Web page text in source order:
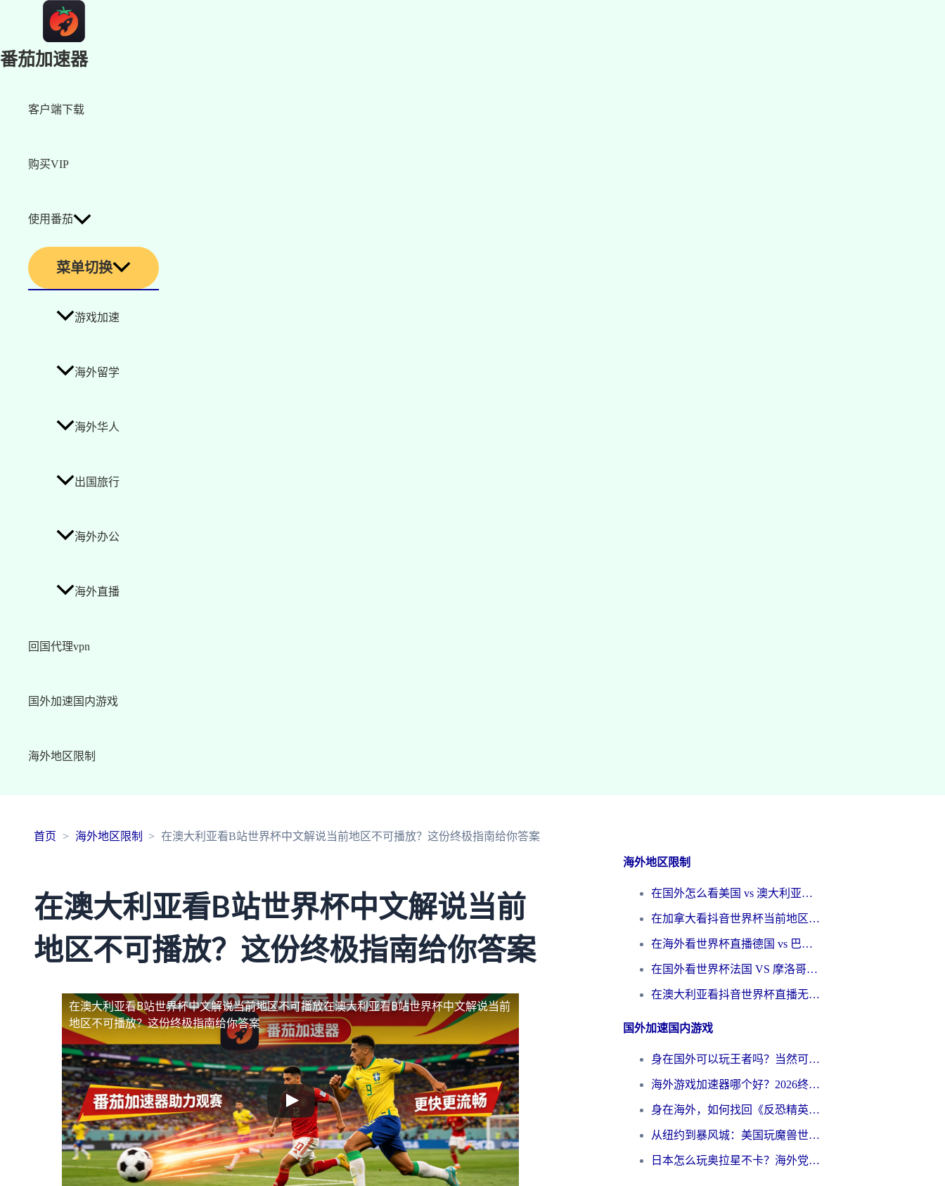
番茄加速器
客户端下载
购买VIP
使用番茄
菜单切换
游戏加速
海外留学
海外华人
出国旅行
海外办公
海外直播
回国代理vpn
国外加速国内游戏
海外地区限制
首页 海外地区限制 在澳大利亚看B站世界杯中文解说当前地区不可播放？这份终极指南给你答案
在澳大利亚看B站世界杯中文解说当前
地区不可播放？这份终极指南给你答案
在澳大利亚看B站世界杯中文解说当前地区不可播放在澳大利亚看B站世界杯中文解说当前
地区不可播放？这份终极指南给你答案
海外地区限制
在国外怎么看美国 vs 澳大利亚世界杯直播？海外党必藏的中文解说观赛指南
在加拿大看抖音世界杯当前地区不可播放？海外党体育观赛终极指南
在海外看世界杯直播德国 vs 巴拉圭当前IP受限制？这篇指南帮你轻松解决地区限制
在国外看世界杯法国 VS 摩洛哥仅限中国大陆？别让地域限制拦下你的欢呼
在澳大利亚看抖音世界杯直播无法播放？海外党体育观赛终极指南来了！
国外加速国内游戏
身在国外可以玩王者吗？当然可以，但你需要这份“加速”指南
海外游戏加速器哪个好？2026终极指南帮你畅玩国服+解决卡顿难题
身在海外，如何找回《反恐精英：全球攻势》国服的丝滑手感？一份给你的终极指南
从纽约到暴风城：美国玩魔兽世界，如何找到你的最佳网络航线
日本怎么玩奥拉星不卡？海外党国服游戏加速器选择全攻略